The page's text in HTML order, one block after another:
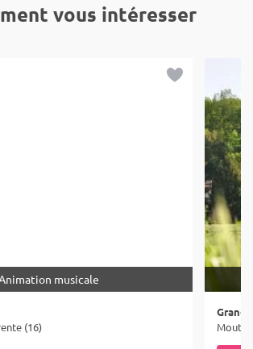
vous intéresser
musicale
(16)